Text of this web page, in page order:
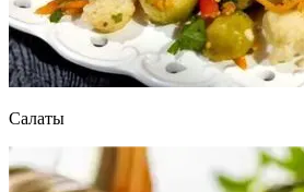
Салаты